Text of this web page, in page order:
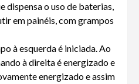
dispensa o uso de baterias,
em painéis, com grampos
à esquerda é iniciada. Ao
à direita é energizado e
energizado e assim